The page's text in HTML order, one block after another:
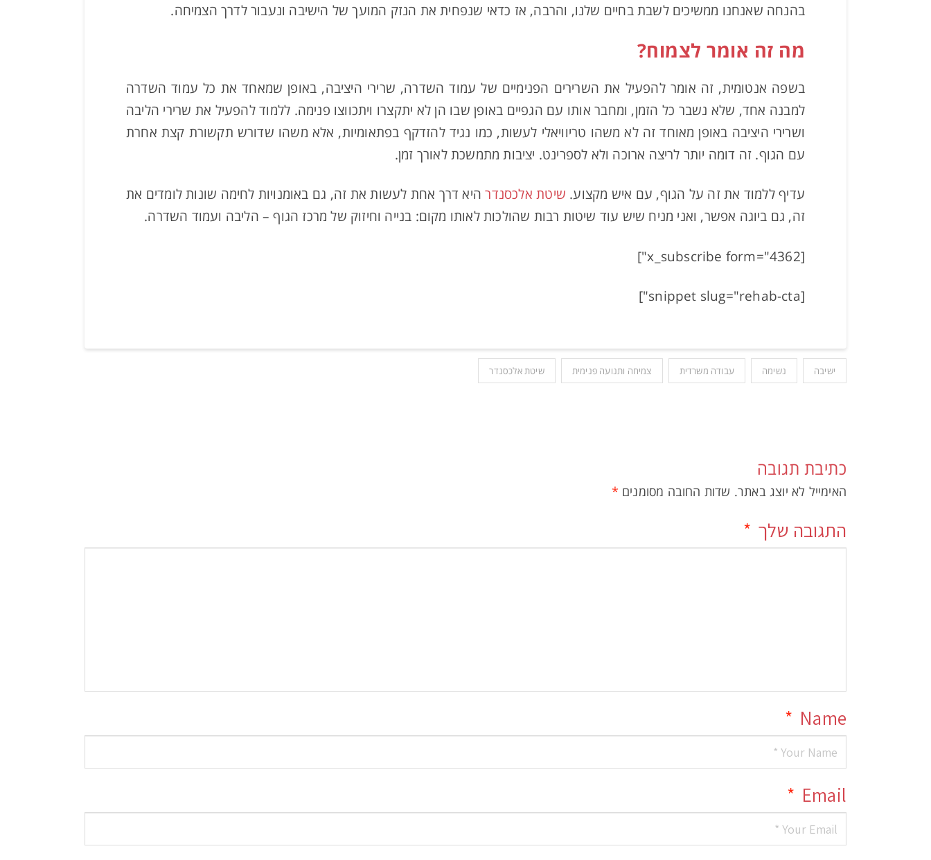
בהנחה שאנחנו ממשיכים לשבת בחיים שלנו, והרבה, אז כדאי שנפחית את הנזק המועך של הישיבה ונעבור לדרך הצמיחה.
מה זה אומר לצמוח?
בשפה אנטומית, זה אומר להפעיל את השרירים הפנימיים של עמוד השדרה, שרירי היציבה, באופן שמאחד את כל עמוד השדרה
למבנה אחד, שלא נשבר כל הזמן, ומחבר אותו עם הגפיים באופן שבו הן לא יתקצרו ויתכווצו פנימה. ללמוד להפעיל את שרירי הליבה
ושרירי היציבה באופן מאוחד זה לא משהו טריוויאלי לעשות, כמו נגיד להזדקף בפתאומיות, אלא משהו שדורש תקשורת קצת אחרת
עם הגוף. זה דומה יותר לריצה ארוכה ולא לספרינט. יציבות מתמשכת לאורך זמן.
עדיף ללמוד את זה על הגוף, עם איש מקצוע. שיטת אלכסנדרהיא דרך אחת לעשות את זה, גם באומנויות לחימה שונות לומדים את
זה, גם ביוגה אפשר, ואני מניח שיש עוד שיטות רבות שהולכות לאותו מקום: בנייה וחיזוק של מרכז הגוף – הליבה ועמוד השדרה.
[x_subscribe form="4362"]
[snippet slug="rehab-cta"]
ישיבה נשימה עבודה משרדית צמיחה ותנועה פנימית שיטת אלכסנדר
כתיבת תגובה
האימייל לא יוצג באתר. שדות החובה מסומנים *
התגובה שלך *
Name
*
Email
*